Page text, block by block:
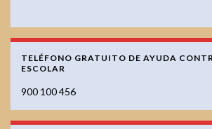
TELÉFONO GRATUITO DE AYUDA
ESCOLAR
900 100 456